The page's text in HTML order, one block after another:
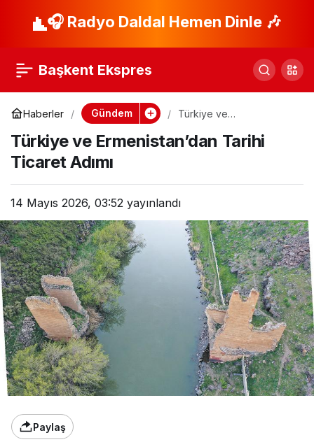
🎧 Radyo Daldal Hemen Dinle 🎶
Başkent Ekspres
Haberler Gündem
Türkiye ve
Ticaret Adımı
Türkiye ve Ermenistan’dan Tarihi
Ticaret Adımı
14 Mayıs 2026, 03:52 yayınlandı
Paylaş
Yalım’ın Etkin
Mahkemede!
Paylaş